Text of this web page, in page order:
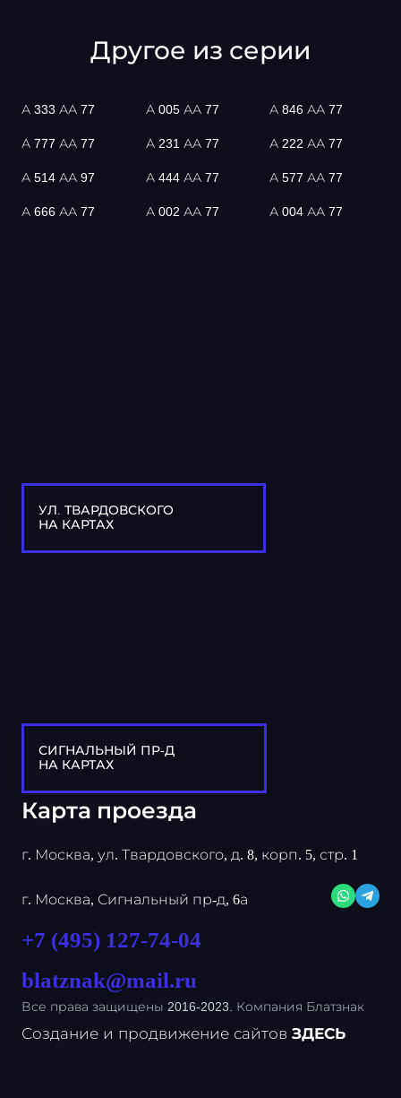
Другое из серии
А 333 АА 77 А 005 АА 77 А 846 АА 77
А 777 АА 77 А 231 АА 77 А 222 АА 77
А 514 АА 97 А 444 АА 77 А 577 АА 77
А 666 АА 77 А 002 АА 77 А 004 АА 77
УЛ. ТВАРДОВСКОГО
НА КАРТАХ
СИГНАЛЬНЫЙ ПР-Д
НА КАРТАХ
Карта проезда
г. Москва, ул. Твардовского, д. 8, корп. 5, стр. 1
г. Москва, Сигнальный пр-д, 6а
+7 (495) 127-74-04
blatznak@mail.ru
Все права защищены 2016-2023. Компания Блатзнак
Создание и продвижение сайтов ЗДЕСЬ